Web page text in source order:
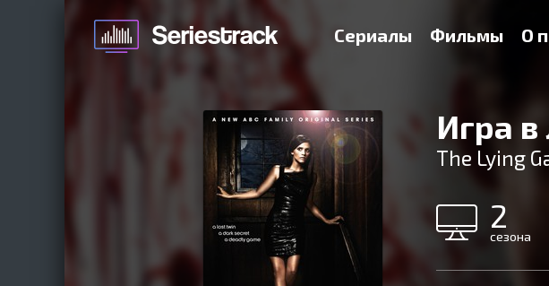
Сериалы Фильмы О
Игра
The Lying
2
сезона